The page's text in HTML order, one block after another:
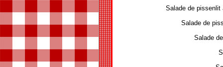
Salade de
Salade de
Salade